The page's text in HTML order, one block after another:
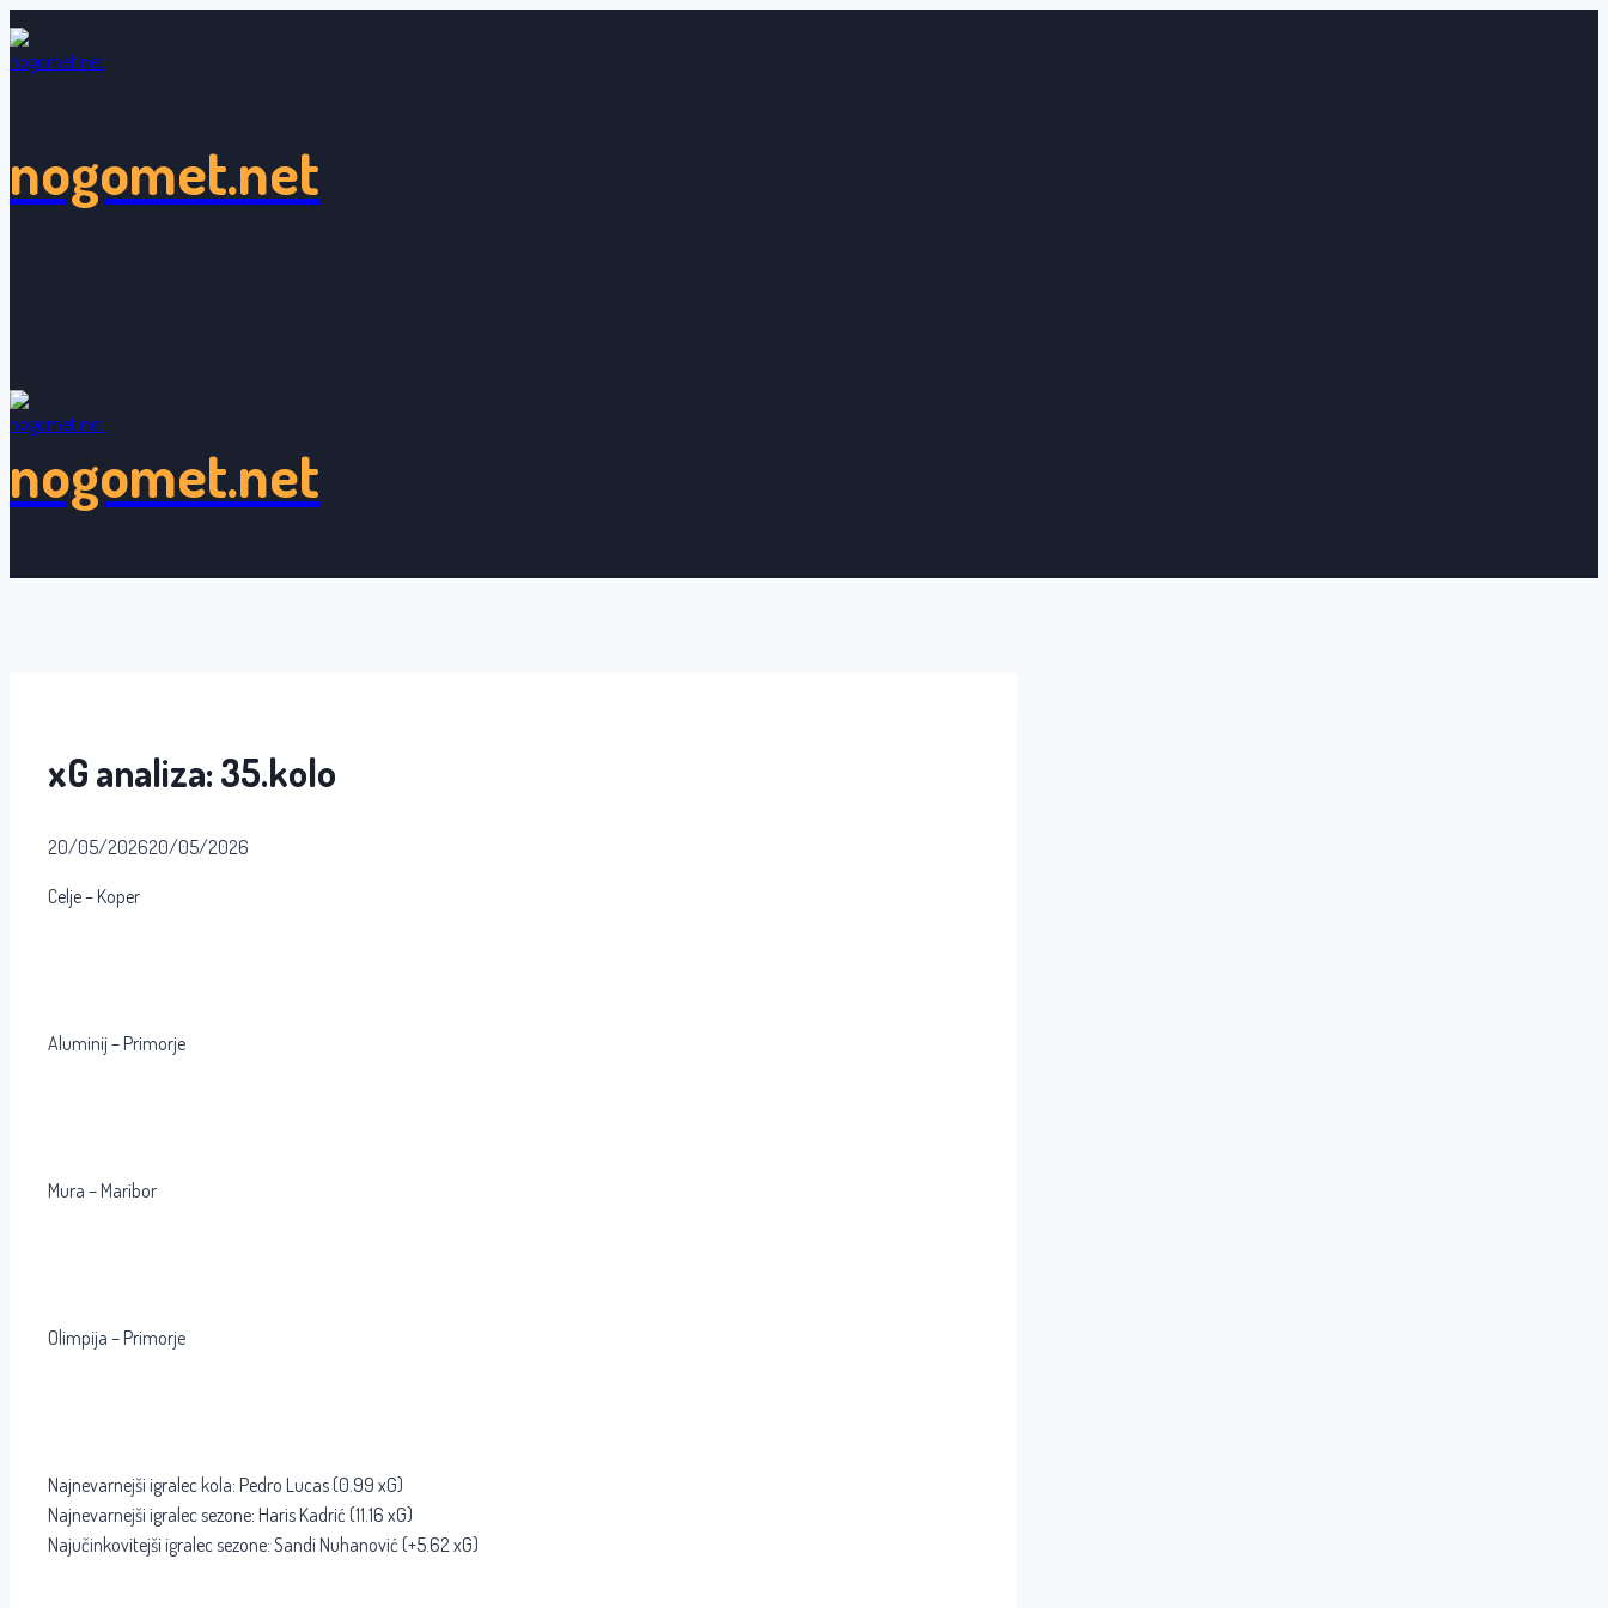
Skip
to
nogomet.net
nogomet.net
xG analiza: 35.kolo
20/05/202620/05/2026
Celje – Koper
Aluminij – Primorje
Mura – Maribor
Olimpija – Primorje
Najnevarnejši igralec kola: Pedro Lucas (0.99 xG)
Najnevarnejši igralec sezone: Haris Kadrić (11.16 xG)
Najučinkovitejši igralec sezone: Sandi Nuhanović (+5.62 xG)